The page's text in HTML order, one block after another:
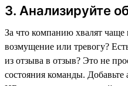
3. Анализируйте
За что компанию хвалят чаще
возмущение или тревогу?
из отзыва в отзыв? Это не
состояния команды.